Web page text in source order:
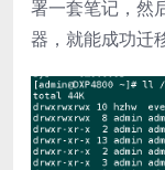
署一套笔记，然
器，就能成功迁